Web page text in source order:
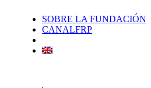
SOBRE LA FUNDACIÓN
CANALFRP